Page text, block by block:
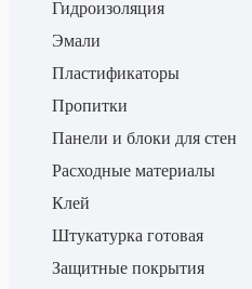
Гидроизоляция
Эмали
Пластификаторы
Пропитки
Панели и блоки для стен
Расходные материалы
Клей
Штукатурка готовая
Защитные покрытия